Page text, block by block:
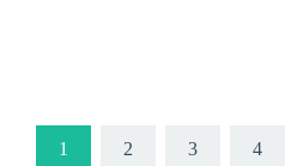
1 2 3 4